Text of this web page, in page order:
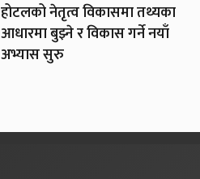
होटलको नेतृत्व विकासमा तथ्यका
आधारमा बुझ्ने र विकास गर्ने नयाँ
अभ्यास सुरु